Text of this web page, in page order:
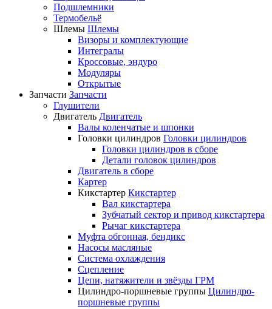
Подшлемники
Термобельё
Шлемы Шлемы
Визоры и комплектующие
Интегралы
Кроссовые, эндуро
Модуляры
Открытые
Запчасти Запчасти
Глушители
Двигатель Двигатель
Валы коленчатые и шпонки
Головки цилиндров Головки цилиндров
Головки цилиндров в сборе
Детали головок цилиндров
Двигатель в сборе
Картер
Кикстартер Кикстартер
Вал кикстартера
Зубчатый сектор и привод кикстартера
Рычаг кикстартера
Муфта обгонная, бендикс
Насосы масляные
Система охлаждения
Сцепление
Цепи, натяжители и звёзды ГРМ
Цилиндро-поршневые группы Цилиндро-
поршневые группы